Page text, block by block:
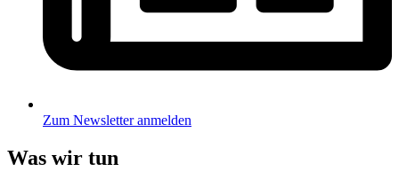
Zum Newsletter anmelden
Was wir tun